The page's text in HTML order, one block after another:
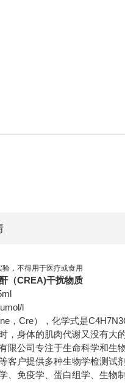
，不得用于医疗或食用
（CREA)干扰物质
l
，Cre），化学式是
，身体的肌肉代谢又没有大
限公司专注于生命科学和生
客户提供多种生物学检测试
、免疫学、蛋白组学、生物